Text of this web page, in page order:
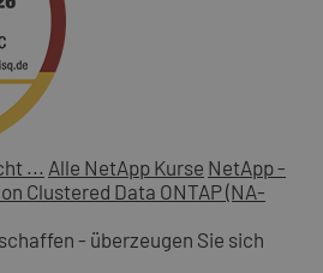
... Alle NetApp Kurse NetApp -
Clustered Data ONTAP (NA-
- überzeugen Sie sich